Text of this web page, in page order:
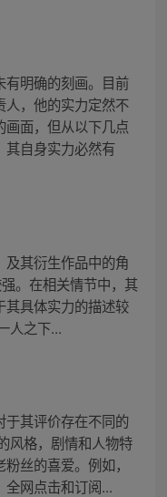
有明确的刻画。目前
人，他的实力定然不
面，但从以下几点
其自身实力必然有
其衍生作品中的角
。在相关情节中，其
其具体实力的描述较
人之下...
于其评价存在不同的
风格，剧情和人物特
丝的喜爱。例如，
网点击和订阅...